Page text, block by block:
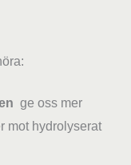
ge oss mer
mot hydrolyserat